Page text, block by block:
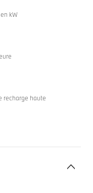
kW
recharge haute